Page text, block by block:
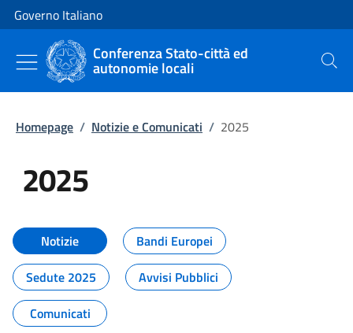
Vai al contenuto
Vai alla navigazione del sito
Governo Italiano
Conferenza Stato-città ed
autonomie locali Cerca
Homepage / Notizie e Comunicati / 2025
2025
Tutti i contenuti della pagina
Notizie
Bandi Europei
Sedute 2025
Avvisi Pubblici
Comunicati